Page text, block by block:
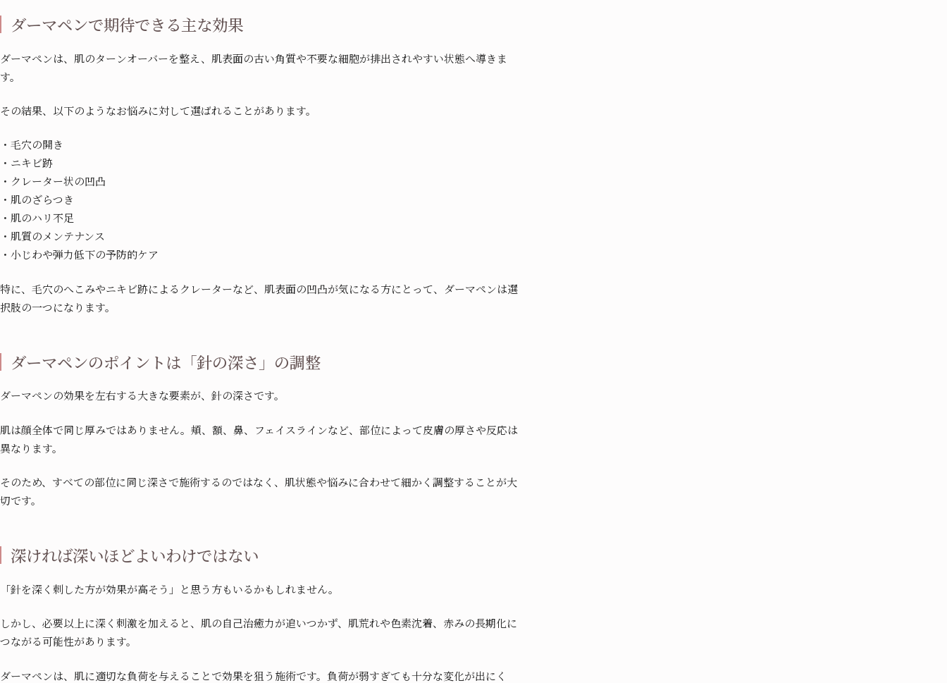
ダーマペンで期待できる主な効果
ダーマペンは、肌のターンオーバーを整え、肌表面の古い角質や不要な細胞が排出されやすい状態へ導きま
す。
その結果、以下のようなお悩みに対して選ばれることがあります。
・毛穴の開き
・ニキビ跡
・クレーター状の凹凸
・肌のざらつき
・肌のハリ不足
・肌質のメンテナンス
・小じわや弾力低下の予防的ケア
特に、毛穴のへこみやニキビ跡によるクレーターなど、肌表面の凹凸が気になる方にとって、ダーマペンは選
択肢の一つになります。
ダーマペンのポイントは「針の深さ」の調整
ダーマペンの効果を左右する大きな要素が、針の深さです。
肌は顔全体で同じ厚みではありません。頬、額、鼻、フェイスラインなど、部位によって皮膚の厚さや反応は
異なります。
そのため、すべての部位に同じ深さで施術するのではなく、肌状態や悩みに合わせて細かく調整することが大
切です。
深ければ深いほどよいわけではない
「針を深く刺した方が効果が高そう」と思う方もいるかもしれません。
しかし、必要以上に深く刺激を加えると、肌の自己治癒力が追いつかず、肌荒れや色素沈着、赤みの長期化に
つながる可能性があります。
ダーマペンは、肌に適切な負荷を与えることで効果を狙う施術です。負荷が弱すぎても十分な変化が出にく